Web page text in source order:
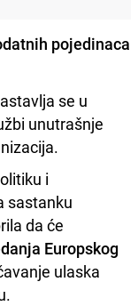
pojedinaca
se u
unutrašnje
i
sastanku
da će
Europskog
ulaska